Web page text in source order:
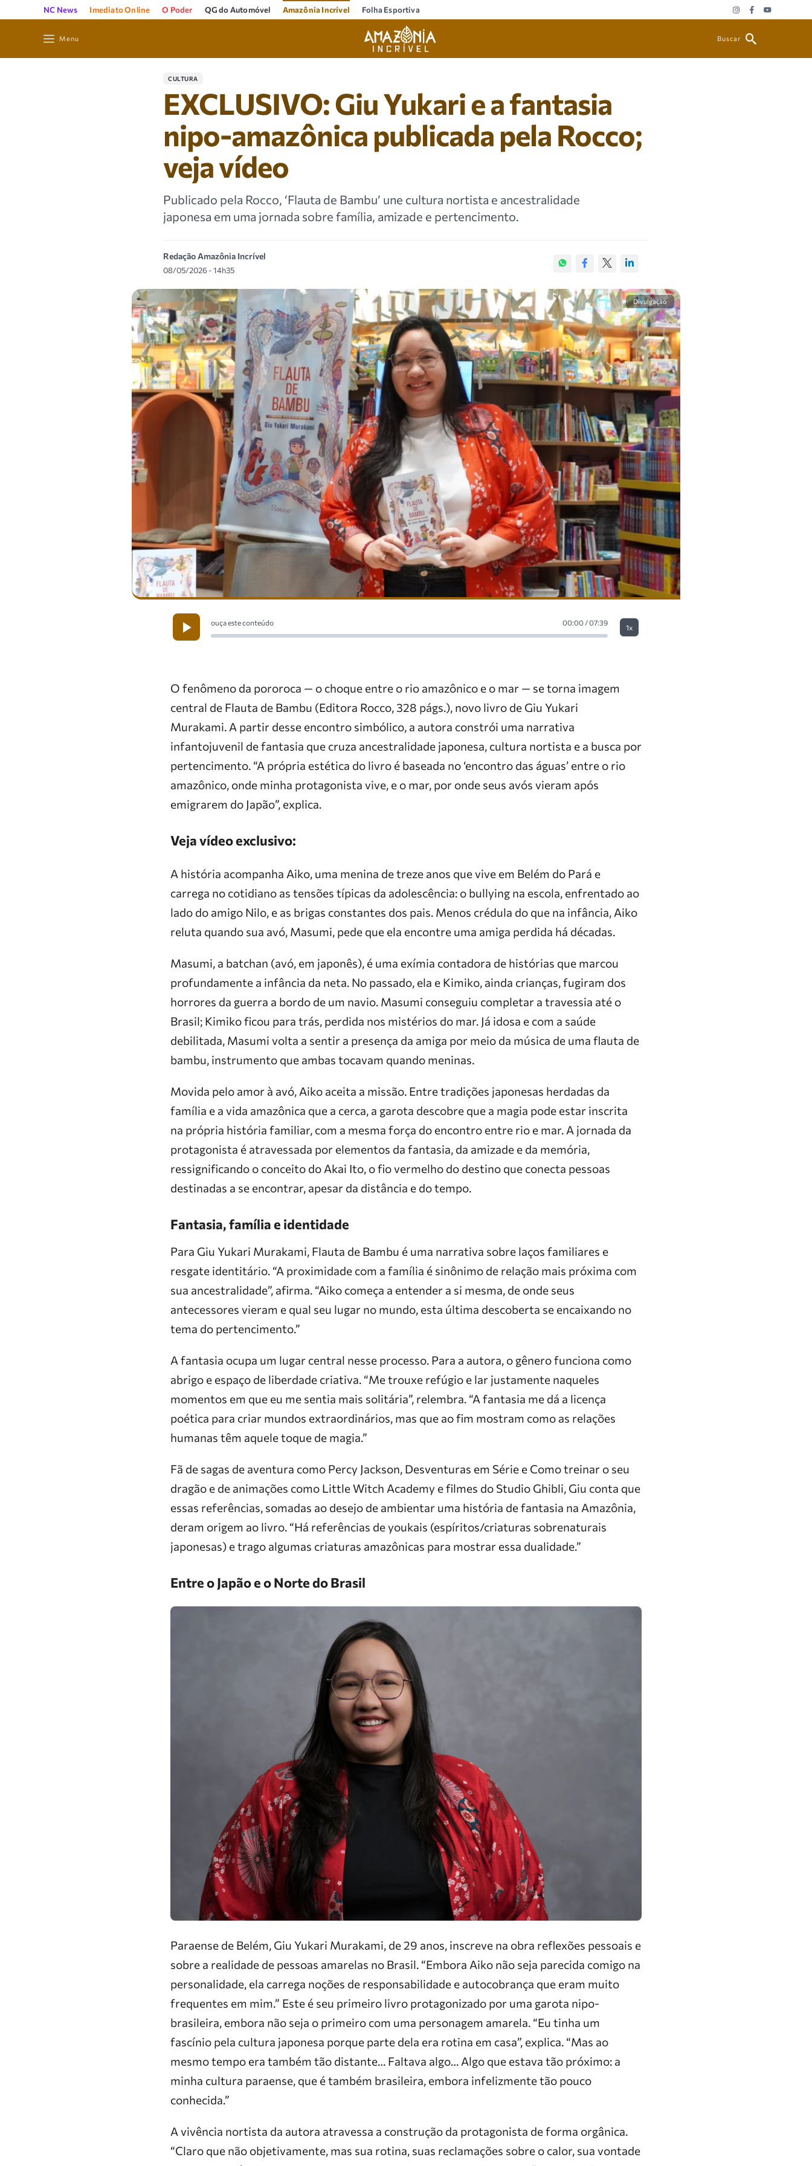
NC News Imediato Online O Poder QG do Automóvel Amazônia Incrível Folha Esportiva
Menu Buscar
CULTURA
EXCLUSIVO: Giu Yukari e a fantasia
nipo-amazônica publicada pela Rocco;
veja vídeo
Publicado pela Rocco, ‘Flauta de Bambu’ une cultura nortista e ancestralidade
japonesa em uma jornada sobre família, amizade e pertencimento.
Redação Amazônia Incrível
08/05/2026 - 14h35
Divulgação
ouça este conteúdo 00:00 / 07:39
1x
O fenômeno da pororoca — o choque entre o rio amazônico e o mar — se torna imagem
central de Flauta de Bambu (Editora Rocco, 328 págs.), novo livro de Giu Yukari
Murakami. A partir desse encontro simbólico, a autora constrói uma narrativa
infantojuvenil de fantasia que cruza ancestralidade japonesa, cultura nortista e a busca por
pertencimento. “A própria estética do livro é baseada no ‘encontro das águas’ entre o rio
amazônico, onde minha protagonista vive, e o mar, por onde seus avós vieram após
emigrarem do Japão”, explica.
Veja vídeo exclusivo:
A história acompanha Aiko, uma menina de treze anos que vive em Belém do Pará e
carrega no cotidiano as tensões típicas da adolescência: o bullying na escola, enfrentado ao
lado do amigo Nilo, e as brigas constantes dos pais. Menos crédula do que na infância, Aiko
reluta quando sua avó, Masumi, pede que ela encontre uma amiga perdida há décadas.
Masumi, a batchan (avó, em japonês), é uma exímia contadora de histórias que marcou
profundamente a infância da neta. No passado, ela e Kimiko, ainda crianças, fugiram dos
horrores da guerra a bordo de um navio. Masumi conseguiu completar a travessia até o
Brasil; Kimiko ficou para trás, perdida nos mistérios do mar. Já idosa e com a saúde
debilitada, Masumi volta a sentir a presença da amiga por meio da música de uma flauta de
bambu, instrumento que ambas tocavam quando meninas.
Movida pelo amor à avó, Aiko aceita a missão. Entre tradições japonesas herdadas da
família e a vida amazônica que a cerca, a garota descobre que a magia pode estar inscrita
na própria história familiar, com a mesma força do encontro entre rio e mar. A jornada da
protagonista é atravessada por elementos da fantasia, da amizade e da memória,
ressignificando o conceito do Akai Ito, o fio vermelho do destino que conecta pessoas
destinadas a se encontrar, apesar da distância e do tempo.
Fantasia, família e identidade
Para Giu Yukari Murakami, Flauta de Bambu é uma narrativa sobre laços familiares e
resgate identitário. “A proximidade com a família é sinônimo de relação mais próxima com
sua ancestralidade”, afirma. “Aiko começa a entender a si mesma, de onde seus
antecessores vieram e qual seu lugar no mundo, esta última descoberta se encaixando no
tema do pertencimento.”
A fantasia ocupa um lugar central nesse processo. Para a autora, o gênero funciona como
abrigo e espaço de liberdade criativa. “Me trouxe refúgio e lar justamente naqueles
momentos em que eu me sentia mais solitária”, relembra. “A fantasia me dá a licença
poética para criar mundos extraordinários, mas que ao fim mostram como as relações
humanas têm aquele toque de magia.”
Fã de sagas de aventura como Percy Jackson, Desventuras em Série e Como treinar o seu
dragão e de animações como Little Witch Academy e filmes do Studio Ghibli, Giu conta que
essas referências, somadas ao desejo de ambientar uma história de fantasia na Amazônia,
deram origem ao livro. “Há referências de youkais (espíritos/criaturas sobrenaturais
japonesas) e trago algumas criaturas amazônicas para mostrar essa dualidade.”
Entre o Japão e o Norte do Brasil
Paraense de Belém, Giu Yukari Murakami, de 29 anos, inscreve na obra reflexões pessoais e
sobre a realidade de pessoas amarelas no Brasil. “Embora Aiko não seja parecida comigo na
personalidade, ela carrega noções de responsabilidade e autocobrança que eram muito
frequentes em mim.” Este é seu primeiro livro protagonizado por uma garota nipo-
brasileira, embora não seja o primeiro com uma personagem amarela. “Eu tinha um
fascínio pela cultura japonesa porque parte dela era rotina em casa”, explica. “Mas ao
mesmo tempo era também tão distante… Faltava algo… Algo que estava tão próximo: a
minha cultura paraense, que é também brasileira, embora infelizmente tão pouco
conhecida.”
A vivência nortista da autora atravessa a construção da protagonista de forma orgânica.
“Claro que não objetivamente, mas sua rotina, suas reclamações sobre o calor, sua vontade